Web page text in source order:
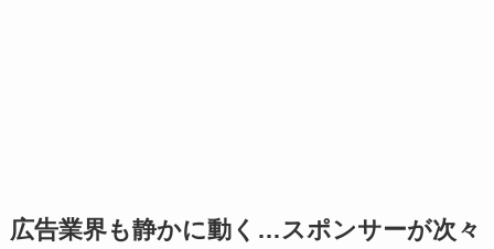
広告業界も静かに動く…スポンサーが次々